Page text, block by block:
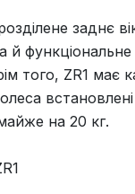
заднє
й
того, ZR1
колеса
на 20 кг.